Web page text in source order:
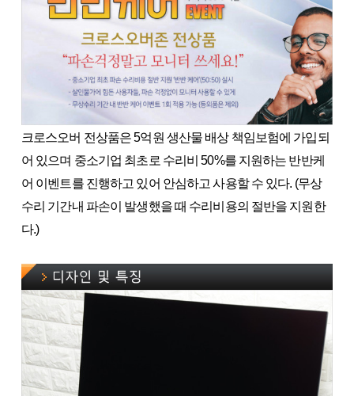
크로스오버 전상품은 5억원 생산물 배상 책임보험에 가입되
어 있으며 중소기업 최초로 수리비 50%를 지원하는 반반케
어 이벤트를 진행하고 있어 안심하고 사용할 수 있다. (무상
수리 기간내 파손이 발생했을 때 수리비용의 절반을 지원한
다.)